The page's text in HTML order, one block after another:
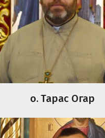
о. Тарас Огар